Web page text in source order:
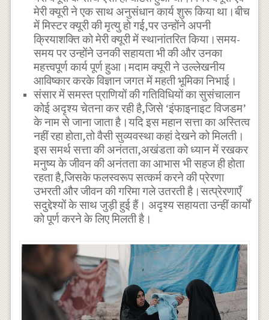
मेरी क्यूरी ने एक साथ अनुसंधान कार्य शुरू किया था।बीच
में मिस्टर क्यूरी की मृत्यु हो गई,पर उन्होंने अपनी
क्रियाशक्ति को मेरी क्यूरी में स्थानांतरित किया।समय-
समय पर उन्होंने उनकी सहायता भी की और उनका
महत्त्वपूर्ण कार्य पूर्ण हुआ।मदाम क्यूरी ने उल्लेखनीय
आविष्कार करके विज्ञान जगत में महती भूमिका निभाई।
संसार में समस्त प्राणियों की गतिविधियों का सुसंचालान
कोई अदृश्य चेतना कर रही है,जिसे ‘इंफाइनाइट विजडम’
के नाम से जाना जाता है।यदि इस महान सत्ता का अस्तित्व
नहीं रहा होता,तो वैसी सुव्यवस्था कहां देखने को मिलती।
इस समर्थ सत्ता की अनंतता,अखंडता को ध्यान में रखकर
मनुष्य के जीवन की अनंतता का आभास भी सहज ही होता
रहता है,जिसके फलस्वरूप सत्कर्म करने की प्रेरणा
उभरती और जीवन की गरिमा गले उतरती है।सत्प्रेरणाएँ
सदुद्देश्यों के साथ जुड़ी हुई हैं। अदृश्य सहायता उन्हीं कार्यों
को पूर्ण करने के लिए मिलती है।